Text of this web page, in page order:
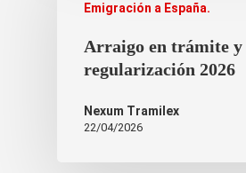
Emigración a España.
Arraigo en trámite y
regularización 2026
Nexum Tramilex
22/04/2026